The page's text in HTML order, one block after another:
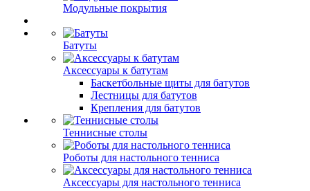
Модульные покрытия
Батуты
Аксессуары к батутам
Баскетбольные щиты для батутов
Лестницы для батутов
Крепления для батутов
Теннисные столы
Роботы для настольного тенниса
Аксессуары для настольного тенниса